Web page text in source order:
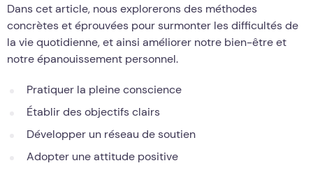
Dans cet article, nous explorerons des méthodes
concrètes et éprouvées pour surmonter les difficultés de
la vie quotidienne, et ainsi améliorer notre bien-être et
notre épanouissement personnel.
Pratiquer la pleine conscience
Établir des objectifs clairs
Développer un réseau de soutien
Adopter une attitude positive